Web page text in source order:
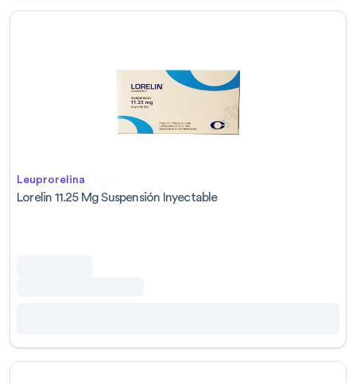
Leuprorelina
Lorelin 11.25 Mg Suspensión Inyectable